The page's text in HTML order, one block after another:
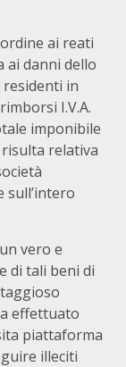
ai reati
ai danni dello
residenti in
I.V.A.
imponibile
risulta relativa
sull’intero
vero e
di tali beni di
effettuato
piattaforma
illeciti